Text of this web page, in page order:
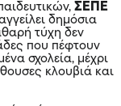
ΣΕΠΕ
δημόσια
τύχη δεν
που πέφτουν
σχολεία, μέχρι
κλουβιά και